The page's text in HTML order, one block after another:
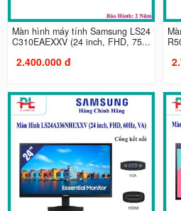
Màn hình máy tính Samsung LS24
C310EAEXXV (24 inch, FHD, 75...
2.400.000 đ